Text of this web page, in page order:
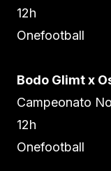
12h
Onefootball
Bodo Glimt x
Campeonato
12h
Onefootball